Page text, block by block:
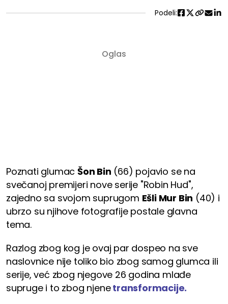
Podeli:
Poznati glumac Šon Bin (66) pojavio se na
svečanoj premijeri nove serije "Robin Hud",
zajedno sa svojom suprugom Ešli Mur Bin (40) i
ubrzo su njihove fotografije postale glavna
tema.
Razlog zbog kog je ovaj par dospeo na sve
naslovnice nije toliko bio zbog samog glumca ili
serije, već zbog njegove 26 godina mlađe
supruge i to zbog njenetransformacije.